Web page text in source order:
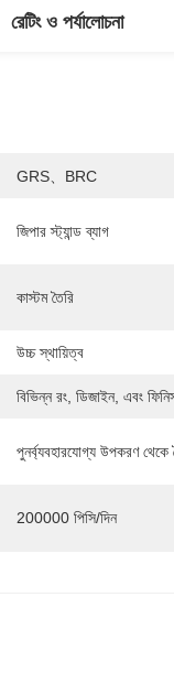
রেটিং ও পর্যালোচনা
GRS、BRC
জিপার স্ট্যান্ড ব্যাগ
কাস্টম তৈরি
উচ্চ স্থায়িত্ব
বিভিন্ন রং, ডিজাইন, এবং
পুনর্ব্যবহারযোগ্য উপকরণ থেকে
200000 পিসি/দিন